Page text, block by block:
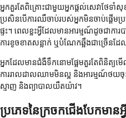
អ្នកគួរតែពិគ្រោះជាមួយអ្នកផ្តល់សេវាថែទាំ
ប្រសិនបើការឈឺចាប់របស់អ្នកមិនចាប់ផ្តើម
ផ្ទះ។ ពេលខ្លះអ្វីដែលមានអារម្មណ៍ដូចជាកា
ការខូចខាតសន្លាក់ ឬបំណែកឆ្អឹងជាច្រើនដែលត្
អ្នកដែលមានជំងឺទឹកនោមផ្អែមគួរតែពិនិត្យម
ការរាលដាលឈាមមិនល្អ និងអារម្មណ៍ថយចុះ
ស្មាញ និងព្យាបាលយឺតយ៉ាវ។
ប្រភេទនៃក្រចកជើងបែកមានអ្វី